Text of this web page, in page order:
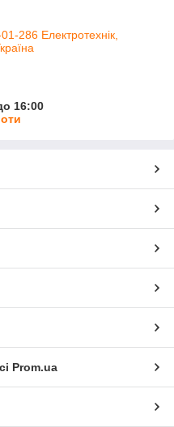
286 Електротехнік,
16:00
Prom.ua